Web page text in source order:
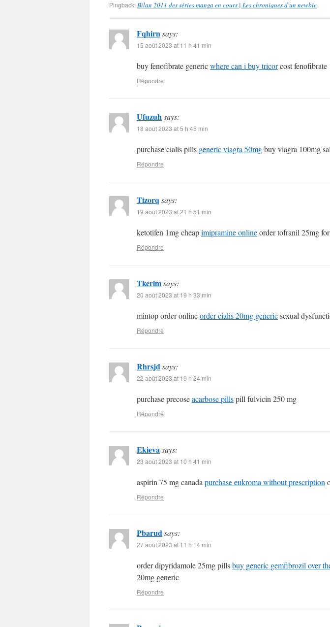
Pingback:Bilan 2011 des séries manga en cours | Les chroniques d'un newbie
Fqhirnsays:
15 août 2023 at 11 h 41 min
buy fenofibrate genericwhere can i buy tricorcost fenofibrate
Répondre
Ufuzuhsays:
18 août 2023 at 5 h 45 min
purchase cialis pills generic viagra 50mgbuy viagra 100mg
Répondre
Tizorq says:
19 août 2023 at 21 h 51 min
ketotifen 1mg cheapimipramine onlineorder tofranil 25mg
Répondre
Tkerlmsays:
20 août 2023 at 19 h 33 min
mintop order onlineorder cialis 20mg genericsexual
Répondre
Rhrsjdsays:
22 août 2023 at 19 h 24 min
purchase precoseacarbose pillspill fulvicin 250 mg
Répondre
Ekievasays:
23 août 2023 at 10 h 41 min
aspirin 75 mg canada purchase eukroma without prescription
Répondre
Pbarudsays:
27 août 2023 at 11 h 14 min
order dipyridamole 25mg pillsbuy generic gemfibrozil over
20mg generic
Répondre